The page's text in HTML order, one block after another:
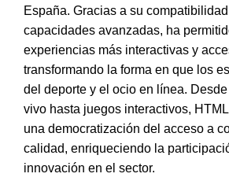
España. Gracias a su
capacidades avanzadas, ha
experiencias más interactivas y
transformando la forma en que los
del deporte y el ocio en línea.
vivo hasta juegos interactivos,
una democratización del acceso a
calidad, enriqueciendo la
innovación en el sector.